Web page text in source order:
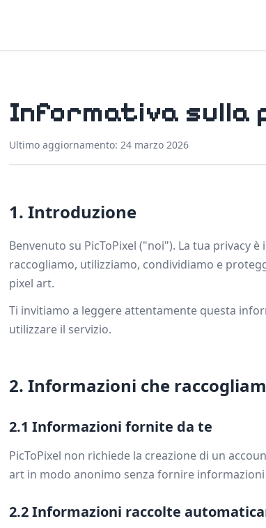
Informativa sulla
Ultimo aggiornamento: 24 marzo 2026
1. Introduzione
Benvenuto su PicToPixel ("noi"). La tua privacy
raccogliamo, utilizziamo, condividiamo e
pixel art.
Ti invitiamo a leggere attentamente questa
utilizzare il servizio.
2. Informazioni che
2.1 Informazioni fornite da te
PicToPixel non richiede la creazione di un
art in modo anonimo senza fornire
2.2 Informazioni raccolte